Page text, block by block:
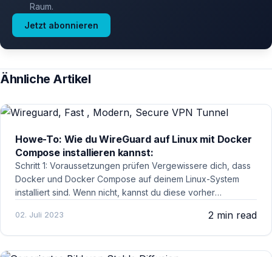
Raum.
Jetzt abonnieren
Ähnliche Artikel
Howe-To: Wie du WireGuard auf Linux mit Docker
Compose installieren kannst:
Schritt 1: Voraussetzungen prüfen Vergewissere dich, dass
Docker und Docker Compose auf deinem Linux-System
installiert sind. Wenn nicht, kannst du diese vorher
Erstelle eine Datei mit dem Namen "docker-compose.yml" in
02. Juli 2023 2 min read